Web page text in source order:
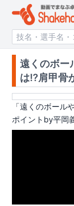
遠くのボー
は!?肩甲骨
「遠くのボール
ポイントby平岡